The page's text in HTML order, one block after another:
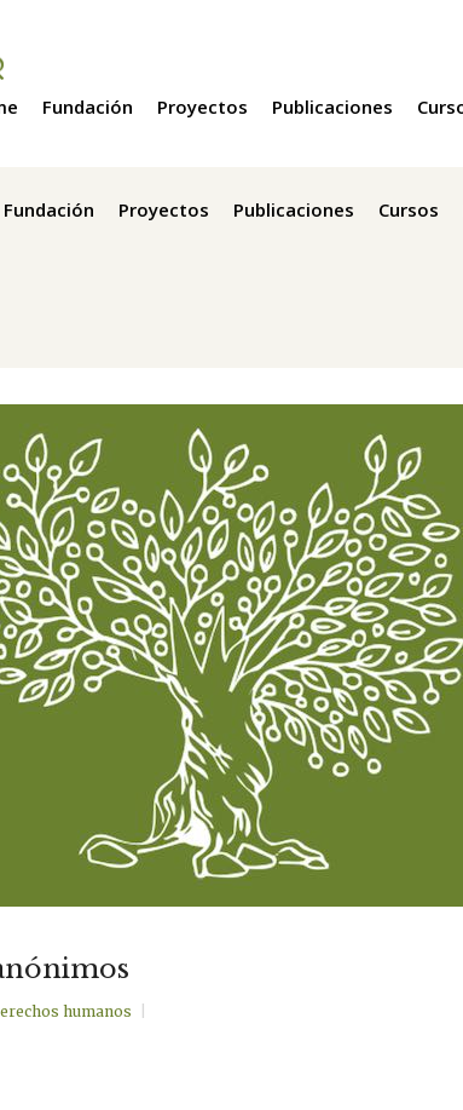
Fundación Proyectos Publicaciones Cursos
Fundación Proyectos Publicaciones
humanos